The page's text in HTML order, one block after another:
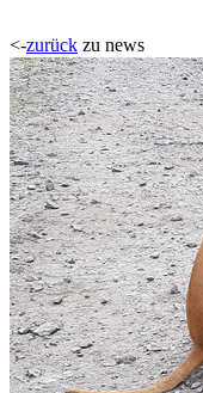
<-zurück zu news